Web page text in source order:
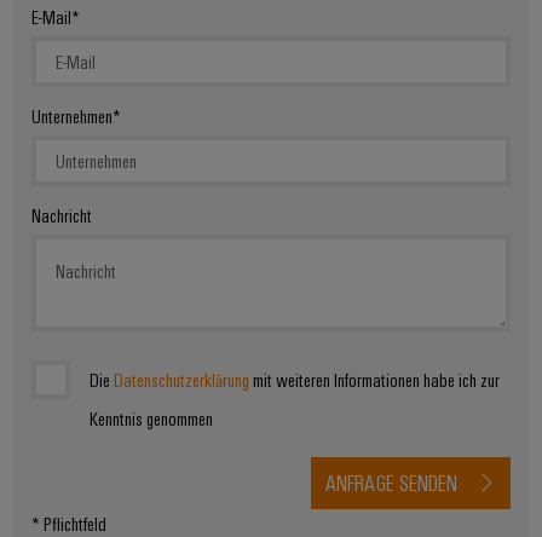
Digital
‒ intuitiv,
unkompliziert,
schnell
E-Mail
Unternehmen
Nachricht
Die Datenschutzerklärung mit weiteren Informationen habe ich zur
Kenntnis genommen
* Pflichtfeld
ANFRAGE SENDEN